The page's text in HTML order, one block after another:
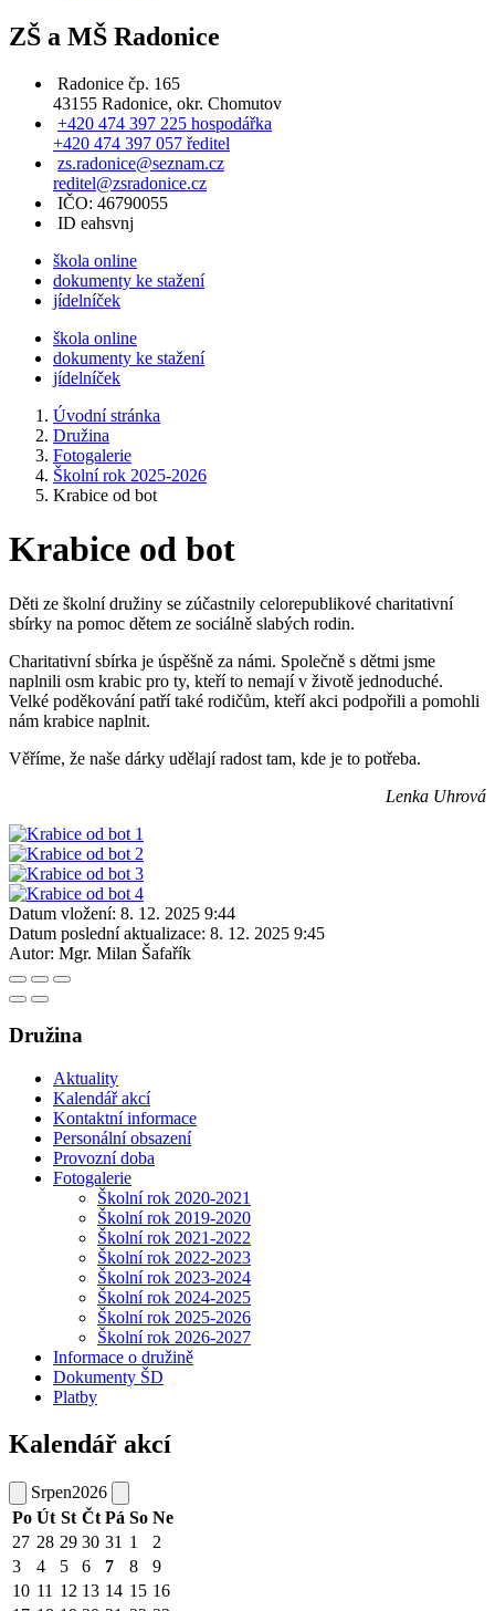
ZŠ a MŠ Radonice
Radonice čp. 165
43155 Radonice, okr. Chomutov
+420 474 397 225 hospodářka
+420 474 397 057 ředitel
zs.radonice@seznam.cz
reditel@zsradonice.cz
IČO: 46790055
ID eahsvnj
škola online
dokumenty ke stažení
jídelníček
škola online
dokumenty ke stažení
jídelníček
Úvodní stránka
Družina
Fotogalerie
Školní rok 2025-2026
Krabice od bot
Krabice od bot
Děti ze školní družiny se zúčastnily celorepublikové charitativní
sbírky na pomoc dětem ze sociálně slabých rodin.
Charitativní sbírka je úspěšně za námi. Společně s dětmi jsme
naplnili osm krabic pro ty, kteří to nemají v životě jednoduché.
Velké poděkování patří také rodičům, kteří akci podpořili a pomohli
nám krabice naplnit.
Věříme, že naše dárky udělají radost tam, kde je to potřeba.
Lenka Uhrová
Datum vložení: 8. 12. 2025 9:44
Datum poslední aktualizace: 8. 12. 2025 9:45
Autor: Mgr. Milan Šafařík
Družina
Aktuality
Kalendář akcí
Kontaktní informace
Personální obsazení
Provozní doba
Fotogalerie
Školní rok 2020-2021
Školní rok 2019-2020
Školní rok 2021-2022
Školní rok 2022-2023
Školní rok 2023-2024
Školní rok 2024-2025
Školní rok 2025-2026
Školní rok 2026-2027
Informace o družině
Dokumenty ŠD
Platby
Kalendář akcí
Srpen2026
Po Út St Čt Pá So Ne
27 28 29 30 31 1
2
3
4 5 6 7 8
9
10 11 12 13 14 15 16